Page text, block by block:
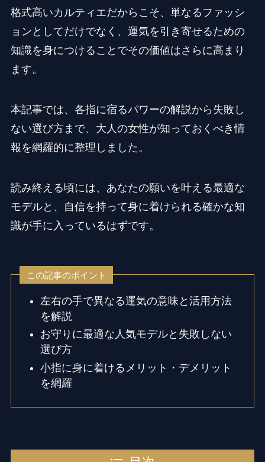
格式高いカルティエだからこそ、単なるファッシ
ョンとしてだけでなく、運気を引き寄せるための
知識を身につけることでその価値はさらに高まり
ます。
本記事では、各指に宿るパワーの解説から失敗し
ない選び方まで、大人の女性が知っておくべき情
報を網羅的に整理しました。
読み終える頃には、あなたの願いを叶える最適な
モデルと、自信を持って身に着けられる確かな知
識が手に入っているはずです。
この記事のポイント
左右の手で異なる運気の意味と活用方法
を解説
お守りに最適な人気モデルと失敗しない
選び方
小指に身に着けるメリット・デメリット
を網羅